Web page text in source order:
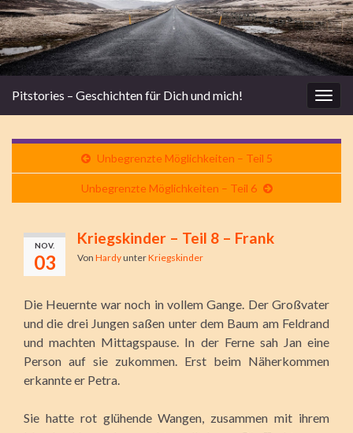
Pitstories – Geschichten für Dich und mich!
Unbegrenzte Möglichkeiten – Teil 5
Unbegrenzte Möglichkeiten – Teil 6
NOV.
03
Kriegskinder – Teil 8 – Frank
Von HardyunterKriegskinder
Die Heuernte war noch in vollem Gange. Der Großvater
und die drei Jungen saßen unter dem Baum am Feldrand
und machten Mittagspause. In der Ferne sah Jan eine
Person auf sie zukommen. Erst beim Näherkommen
erkannte er Petra.
Sie hatte rot glühende Wangen, zusammen mit ihrem